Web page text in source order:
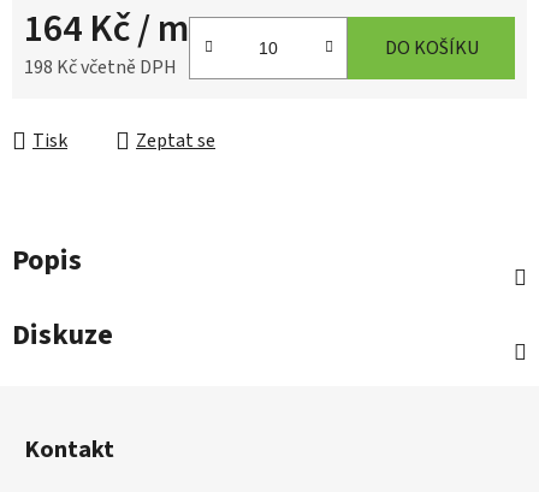
164 Kč/ m
198 Kč včetně DPH
DO KOŠÍKU
Tisk Zeptat se
Popis
Diskuze
Kontakt